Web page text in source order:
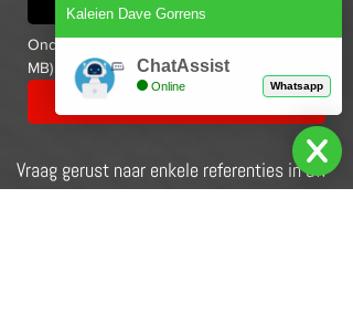
Ondersteund bestand uploaden (max. 15
MB)
Vraag gerust naar enkele referenties in uw
buurt : Beerse, Turnhout, Antwerpen,
Kaleien Dave Gorrens
ChatAssist
Online Whatsapp